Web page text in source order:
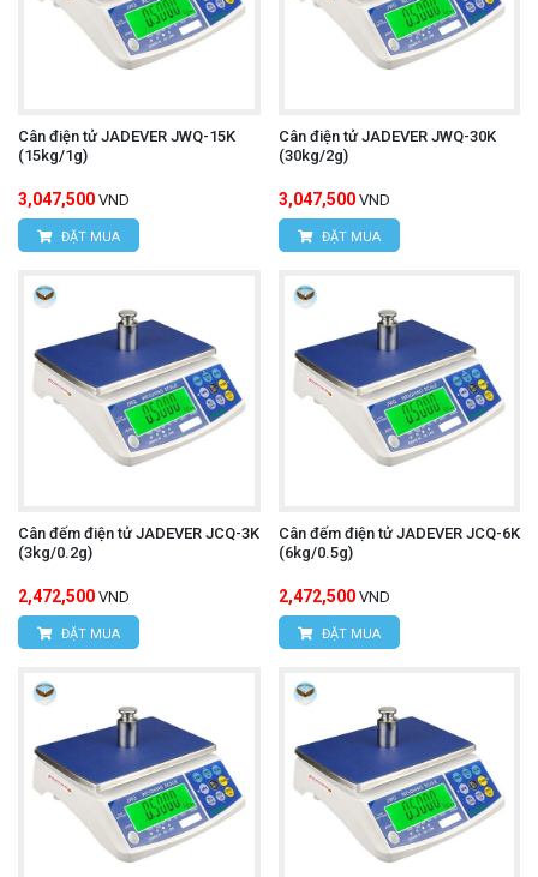
Cân điện tử JADEVER JWQ-15K
(15kg/1g)
3,047,500 VND
ĐẶT MUA
Cân điện tử JADEVER JWQ-30K
(30kg/2g)
3,047,500 VND
ĐẶT MUA
Cân đếm điện tử JADEVER JCQ-3K
(3kg/0.2g)
2,472,500 VND
ĐẶT MUA
Cân đếm điện tử JADEVER JCQ-6K
(6kg/0.5g)
2,472,500 VND
ĐẶT MUA